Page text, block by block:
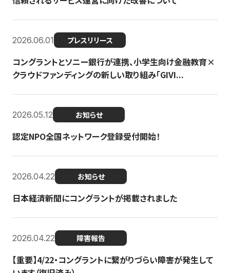
2026.06.01 プレスリリース
コングラントとソニー銀行が連携、小学生向け金融教育×
クラウドファンディングの新しい取り組み「GIVI...
2026.05.12 お知らせ
認定NPO全国ネットワーク登録受付開始！
2026.04.22 お知らせ
日本経済新聞にコングラントが掲載されました
2026.04.22 障害報告
【重要】4/22・コングラントに繋がりづらい障害が発生して